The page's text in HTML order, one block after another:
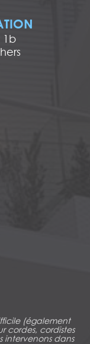
1b
(également
cordes, cordistes
intervenons dans